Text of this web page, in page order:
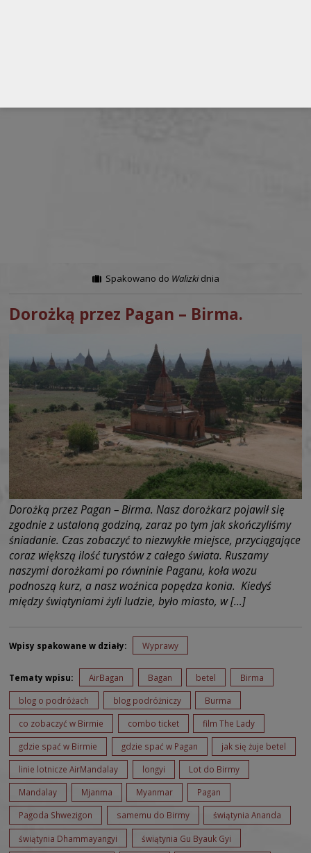
Spakowano do Walizkidnia
Dorożką przez Pagan – Birma.
Dorożką przez Pagan – Birma. Nasz dorożkarz pojawił się
zgodnie z ustaloną godziną, zaraz po tym jak skończyliśmy
śniadanie. Czas zobaczyć to niezwykłe miejsce, przyciągające
coraz większą ilość turystów z całego świata. Ruszamy
naszymi dorożkami po równinie Paganu, koła wozu
podnoszą kurz, a nasz woźnica popędza konia. Kiedyś
między świątyniami żyli ludzie, było miasto, w […]
Wpisy spakowane w działy: Wyprawy
Tematy wpisu: AirBagan Bagan betel Birma
blog o podróżach blog podróżniczy Burma
co zobaczyć w Birmie combo ticket film The Lady
gdzie spać w Birmie gdzie spać w Pagan jak się żuje betel
linie lotnicze AirMandalay longyi Lot do Birmy
Mandalay Mjanma Myanmar Pagan
Pagoda Shwezigon samemu do Birmy świątynia Ananda
świątynia Dhammayangyi świątynia Gu Byauk Gyi